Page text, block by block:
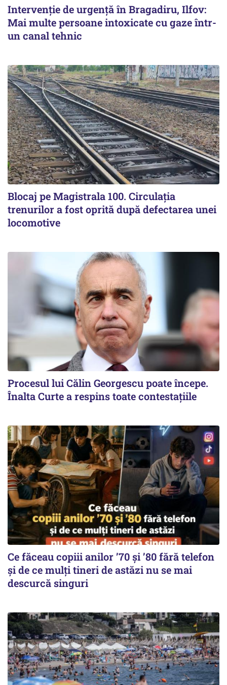
Intervenție de urgență în Bragadiru, Ilfov:
Mai multe persoane intoxicate cu gaze într-
un canal tehnic
Blocaj pe Magistrala 100. Circulația
trenurilor a fost oprită după defectarea unei
locomotive
Procesul lui Călin Georgescu poate începe.
Înalta Curte a respins toate contestațiile
Ce făceau copiii anilor ’70 și ’80 fără telefon
și de ce mulți tineri de astăzi nu se mai
descurcă singuri